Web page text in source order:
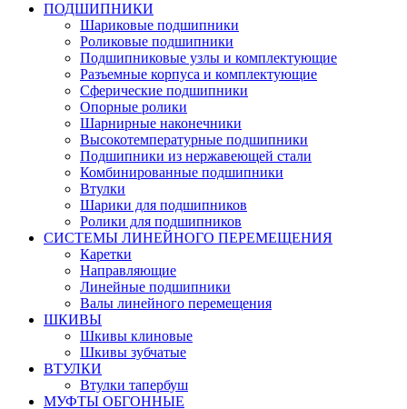
ПОДШИПНИКИ
Шариковые подшипники
Роликовые подшипники
Подшипниковые узлы и комплектующие
Разъемные корпуса и комплектующие
Сферические подшипники
Опорные ролики
Шарнирные наконечники
Высокотемпературные подшипники
Подшипники из нержавеющей стали
Комбинированные подшипники
Втулки
Шарики для подшипников
Ролики для подшипников
СИСТЕМЫ ЛИНЕЙНОГО ПЕРЕМЕЩЕНИЯ
Каретки
Направляющие
Линейные подшипники
Валы линейного перемещения
ШКИВЫ
Шкивы клиновые
Шкивы зубчатые
ВТУЛКИ
Втулки тапербуш
МУФТЫ ОБГОННЫЕ